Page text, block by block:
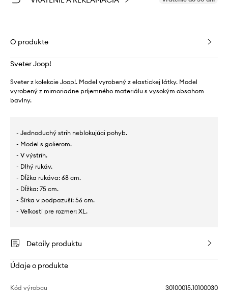
O produkte
Sveter Joop!
Sveter z kolekcie Joop!. Model vyrobený z elastickej látky. Model
vyrobený z mimoriadne príjemného materiálu s vysokým obsahom
bavlny.
- Jednoduchý strih neblokujúci pohyb.
- Model s golierom.
- V výstrih.
- Dlhý rukáv.
- Dĺžka rukáva: 68 cm.
- Dĺžka: 75 cm.
- Šírka v podpazuší: 56 cm.
- Veľkosti pre rozmer: XL.
Detaily produktu
Údaje o produkte
Kód výrobcu 30100015.10100030